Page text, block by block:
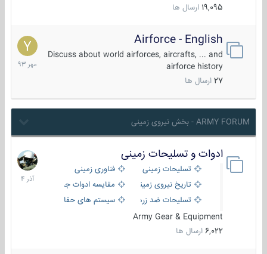
19,095 ارسال ها
Airforce - English
Discuss about world airforces, aircrafts, ... and
airforce history
27 ارسال ها
15
مهر
1393
ARMY FORUM - بخش نیروی زمینی
ادوات و تسلیحات زمینی
تسلیحات زمینی
فناوری زمینی
تاریخ نیروی زمینی
مقایسه ادوات جنگی
تسلیحات ضد زره
سیستم های حفاظت فعال
Army Gear & Equipment
6,022 ارسال ها
21
آذر
1404